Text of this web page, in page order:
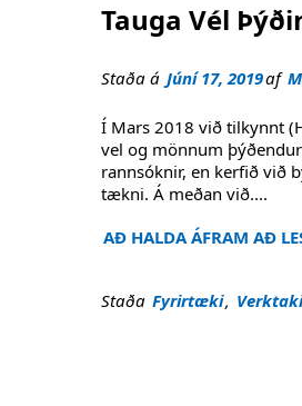
Tauga Vél
Staða á Júní 17, 2019af
Í Mars 2018 við tilkynnt
vel og mönnum
rannsóknir, en kerfið við
tækni. Á meðan við....
AÐ HALDA ÁFRAM AÐ
"Tauga Vél Þýðing
Staða Fyrirtæki,